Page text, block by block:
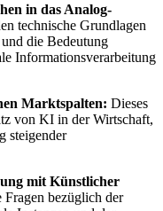
in das Analog-
technische Grundlagen
die Bedeutung
Informationsverarbeitung
Marktspalten: Dieses
von KI in der Wirtschaft,
steigender
mit Künstlicher
Fragen bezüglich der